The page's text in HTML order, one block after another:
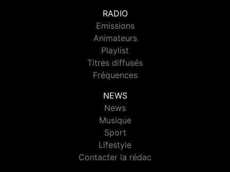
RADIO
Emissions
Animateurs
Playlist
Titres diffusés
Fréquences
NEWS
News
Musique
Sport
Lifestyle
Contacter la rédac